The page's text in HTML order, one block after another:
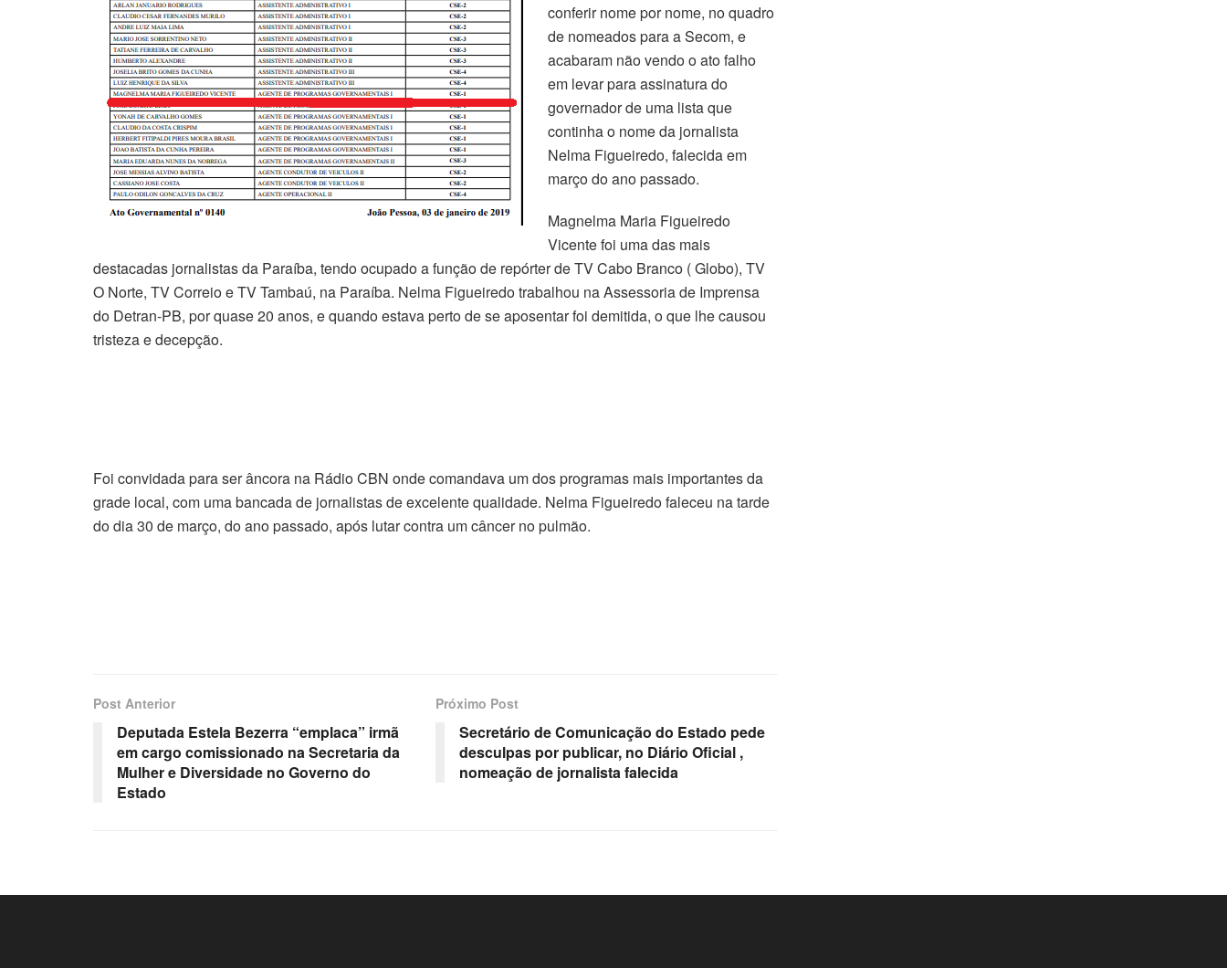
conferir nome por nome, no quadro
de nomeados para a Secom, e
acabaram não vendo o ato falho
em levar para assinatura do
governador de uma lista que
continha o nome da jornalista
Nelma Figueiredo, falecida em
março do ano passado.
Magnelma Maria Figueiredo
Vicente foi uma das mais
destacadas jornalistas da Paraíba, tendo ocupado a função de repórter de TV Cabo Branco ( Globo), TV
O Norte, TV Correio e TV Tambaú, na Paraíba. Nelma Figueiredo trabalhou na Assessoria de Imprensa
do Detran-PB, por quase 20 anos, e quando estava perto de se aposentar foi demitida, o que lhe causou
tristeza e decepção.
Foi convidada para ser âncora na Rádio CBN onde comandava um dos programas mais importantes da
grade local, com uma bancada de jornalistas de excelente qualidade. Nelma Figueiredo faleceu na tarde
do dia 30 de março, do ano passado, após lutar contra um câncer no pulmão.
Post Anterior
Deputada Estela Bezerra “emplaca” irmã
em cargo comissionado na Secretaria da
Mulher e Diversidade no Governo do
Estado
Próximo Post
Secretário de Comunicação do Estado pede
desculpas por publicar, no Diário Oficial ,
nomeação de jornalista falecida